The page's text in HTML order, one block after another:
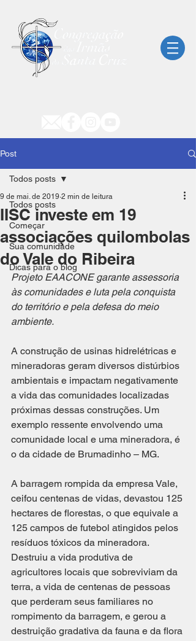
Post
Todos posts
Começar
Sua comunidade
Dicas para o blog
Todos posts
IISC investe em 19
associações quilombolas
do Vale do Ribeira
9 de mai. de 2019 2 min de leitura
Projeto EAACONE garante assessoria
às comunidades e luta pela conquista
do território e pela defesa do meio
ambiente.
A construção de usinas hidrelétricas e
mineradoras geram diversos distúrbios
ambientais e impactam negativamente
a vida das comunidades localizadas
próximas dessas construções. Um
exemplo ressente envolvendo uma
comunidade local e uma mineradora, é
o da cidade de Brumadinho – MG.
A barragem rompida da empresa Vale,
ceifou centenas de vidas, devastou 125
hectares de florestas, o que equivale a
125 campos de futebol atingidos pelos
resíduos tóxicos da mineradora.
Destruiu a vida produtiva de
agricultores locais que sobreviviam da
terra, a vida de centenas de pessoas
que perderam seus familiares no
rompimento da barragem, e gerou a
destruição gradativa da fauna e da flora